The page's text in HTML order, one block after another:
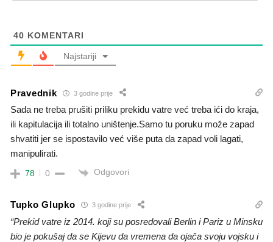
40 KOMENTARI
Najstariji
Pravednik 3 godine prije
Sada ne treba prušiti priliku prekidu vatre već treba ići do kraja,
ili kapitulacija ili totalno uništenje.Samo tu poruku može zapad
shvatiti jer se ispostavilo već više puta da zapad voli lagati,
manipulirati.
78 0 Odgovori
Tupko Glupko 3 godine prije
“Prekid vatre iz 2014. koji su posredovali Berlin i Pariz u Minsku
bio je pokušaj da se Kijevu da vremena da ojača svoju vojsku i